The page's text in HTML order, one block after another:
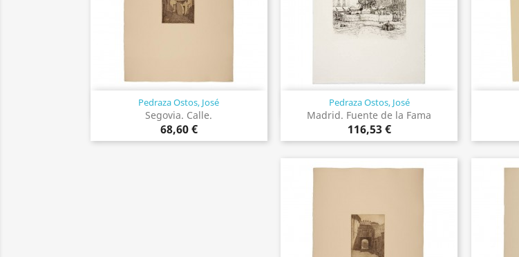
Pedraza Ostos, José
Segovia. Calle.
68,60 €
Vista rápida Pedraza Ostos, José
Madrid. Fuente de la Fama
116,53 €
Vista rápida